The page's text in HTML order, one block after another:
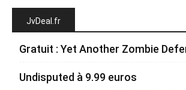
JvDeal.fr
Gratuit : Yet Another Zombie
Undisputed à 9.99 euros